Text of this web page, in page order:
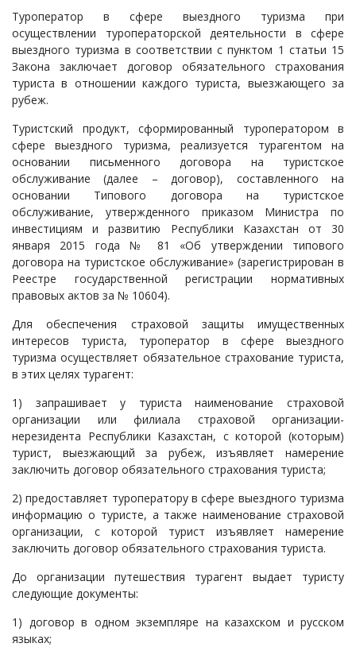
Туроператор в сфере выездного туризма при
осуществлении туроператорской деятельности в сфере
выездного туризма в соответствии с пунктом 1 статьи 15
Закона заключает договор обязательного страхования
туриста в отношении каждого туриста, выезжающего за
рубеж.
Туристский продукт, сформированный туроператором в
сфере выездного туризма, реализуется турагентом на
основании письменного договора на туристское
обслуживание (далее – договор), составленного на
основании Типового договора на туристское
обслуживание, утвержденного приказом Министра по
инвестициям и развитию Республики Казахстан от 30
января 2015 года № 81 «Об утверждении типового
договора на туристское обслуживание» (зарегистрирован в
Реестре государственной регистрации нормативных
правовых актов за № 10604).
Для обеспечения страховой защиты имущественных
интересов туриста, туроператор в сфере выездного
туризма осуществляет обязательное страхование туриста,
в этих целях турагент:
1) запрашивает у туриста наименование страховой
организации или филиала страховой организации-
нерезидента Республики Казахстан, с которой (которым)
турист, выезжающий за рубеж, изъявляет намерение
заключить договор обязательного страхования туриста;
2) предоставляет туроператору в сфере выездного туризма
информацию о туристе, а также наименование страховой
организации, с которой турист изъявляет намерение
заключить договор обязательного страхования туриста.
До организации путешествия турагент выдает туристу
следующие документы:
1) договор в одном экземпляре на казахском и русском
языках;